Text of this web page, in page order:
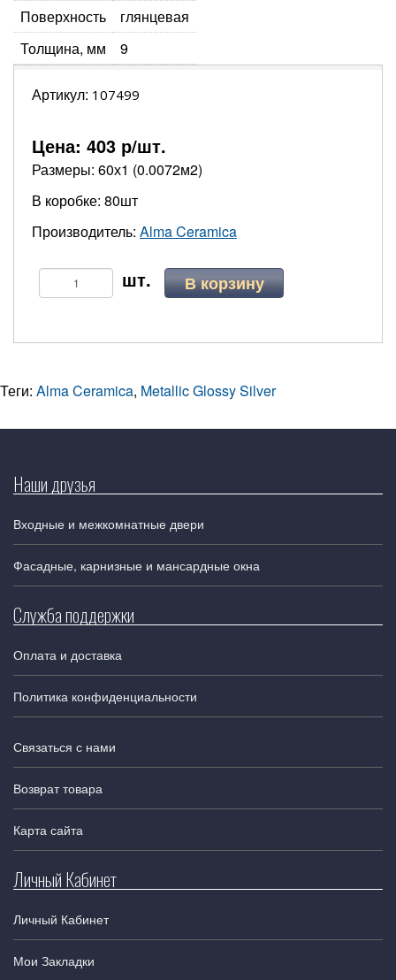
Поверхность
глянцевая
Толщина, мм
9
Артикул: 107499
Цена: 403 р/шт.
Размеры: 60х1 (0.0072м2)
В коробке: 80шт
Производитель: Alma Ceramica
В корзину
Теги: Alma Ceramica, Metallic Glossy Silver
Наши друзья
Входные и межкомнатные двери
Фасадные, карнизные и мансардные окна
Служба поддержки
Оплата и доставка
Политика конфиденциальности
Связаться с нами
Возврат товара
Карта сайта
Личный Кабинет
Личный Кабинет
Мои Закладки